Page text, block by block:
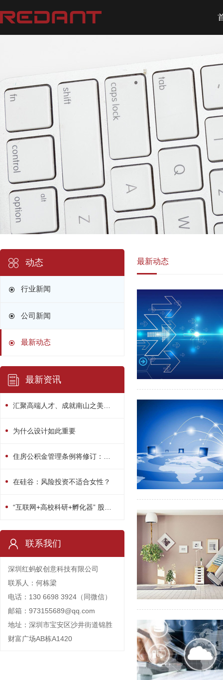
动态
行业新闻
公司新闻
最新动态
最新资讯
汇聚高端人才、成就南山之美！南山区“人才日”系列活动精彩绽放
为什么设计如此重要
住房公积金管理条例将修订：用途或多元化
在硅谷：风险投资不适合女性？
“互联网+高校科研+孵化器” 股权众筹平台启动
联系我们
深圳红蚂蚁创意科技有限公司
联系人：何栋梁
电话：130 6698 3924（同微信）
邮箱：973155689@qq.com
地址：深圳市宝安区沙井街道锦胜
财富广场AB栋A1420
最新动态